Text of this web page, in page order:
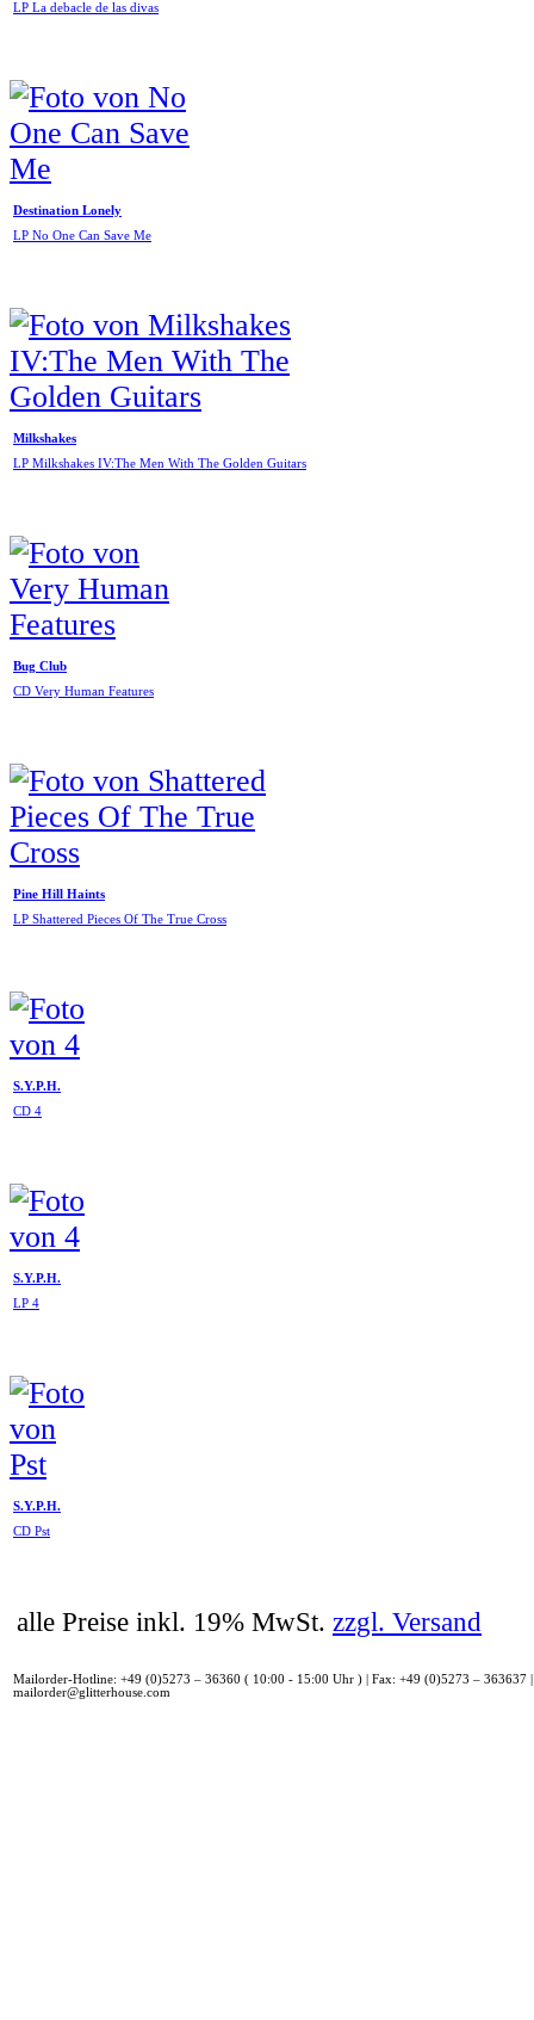
LP La debacle de las divas
Destination Lonely
LP No One Can Save Me
Milkshakes
LP Milkshakes IV:The Men With The Golden Guitars
Bug Club
CD Very Human Features
Pine Hill Haints
LP Shattered Pieces Of The True Cross
S.Y.P.H.
CD 4
S.Y.P.H.
LP 4
S.Y.P.H.
CD Pst
alle Preise inkl. 19% MwSt. zzgl. Versand
Mailorder-Hotline: +49 (0)5273 – 36360 ( 10:00 - 15:00 Uhr ) | Fax: +49 (0)5273 – 363637
mailorder@glitterhouse.com